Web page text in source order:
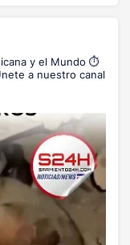
y el Mundo ⏱️
a nuestro canal